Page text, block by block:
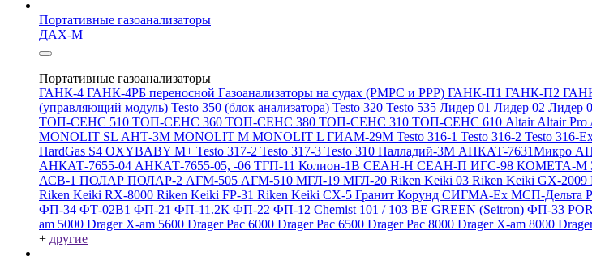
Портативные газоанализаторы
ДАХ-М
Портативные газоанализаторы
ГАНК-4 ГАНК-4РБ переносной Газоанализаторы на судах (РМРС и РРР) ГАНК-П1 ГАНК-П2
(управляющий модуль) Testo 350 (блок анализатора) Testo 320 Testo 535 Лидер 01 Лидер 02 Лидер
ТОП-СЕНС 510 ТОП-СЕНС 360 ТОП-СЕНС 380 ТОП-СЕНС 310 ТОП-СЕНС 610 AltairAltair Pro
MONOLIT SL АНТ-3М MONOLIT M MONOLIT L ГИАМ-29М Testo 316-1 Testo 316-2 Testo 316-
HardGas S4 OXYBABY M+ Testo 317-2 Testo 317-3 Testo 310 Палладий-3М АНКАТ-7631Микро
АНКАТ-7655-04 АНКАТ-7655-05, -06 ТГП-11 Колион-1В СЕАН-Н СЕАН-П ИГС-98 КОМЕТА-М
АСВ-1 ПОЛАР ПОЛАР-2 АГМ-505 АГМ-510 МГЛ-19 МГЛ-20 Riken Keiki 03 Riken Keiki GX-2009
Riken Keiki RX-8000 Riken Keiki FP-31 Riken Keiki CX-5 Гранит Корунд СИГМА-Ех МСП-Дельта
ФП-34 ФТ-02В1 ФП-21 ФП-11.2К ФП-22 ФП-12 Chemist 101 / 103 BE GREEN (Seitron) ФП-33
am 5000 Drager X-am 5600 Drager Pac 6000 Drager Pac 6500 Drager Pac 8000 Drager X-am 8000
+ другие